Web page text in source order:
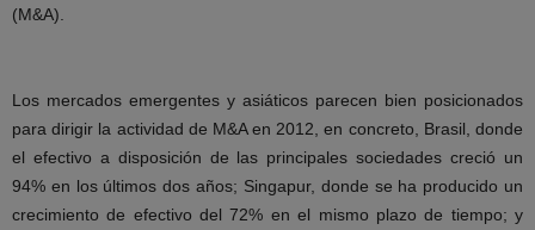
(M&A).
Los mercados emergentes y asiáticos parecen bien posicionados
para dirigir la actividad de M&A en 2012, en concreto, Brasil, donde
el efectivo a disposición de las principales sociedades creció un
94% en los últimos dos años; Singapur, donde se ha producido un
crecimiento de efectivo del 72% en el mismo plazo de tiempo; y